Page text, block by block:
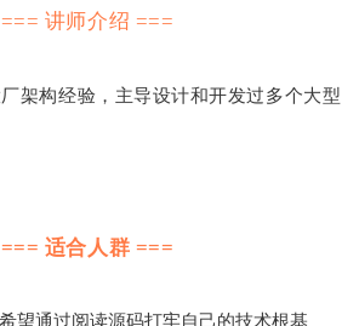
=== 讲师介绍 ===
架构经验，主导设计和开发过多个大型
=== 适合人群 ===
望通过阅读源码打牢自己的技术根基